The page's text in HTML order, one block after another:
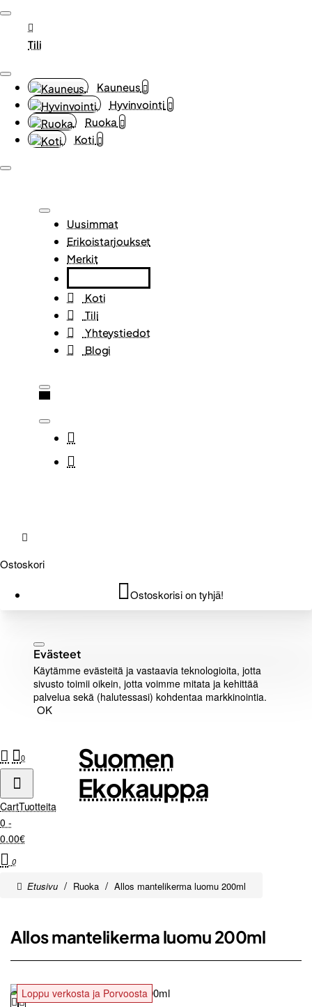
Tili
Kauneus
Hyvinvointi
Ruoka
Koti
Uusimmat
Erikoistarjoukset
Merkit
Koti
Tili
Yhteystiedot
Blogi
Ostoskori
Ostoskorisi on tyhjä!
Evästeet
Käytämme evästeitä ja vastaavia teknologioita, jotta
sivusto toimii oikein, jotta voimme mitata ja kehittää
palvelua sekä (halutessasi) kohdentaa markkinointia.
OK
Suomen
Ekokauppa
0
CartTuotteita
0 -
0.00€
0
homeRuoka Allos mantelikerma luomu 200ml
Allos mantelikerma luomu 200ml
Loppu verkosta ja Porvoosta